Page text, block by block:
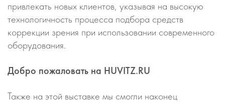
привлекать новых клиентов, указывая на высокую
технологичность процесса подбора средств
коррекции зрения при использовании современного
оборудования.
Добро пожаловать на HUVITZ.RU
Также на этой выставке мы смогли наконец